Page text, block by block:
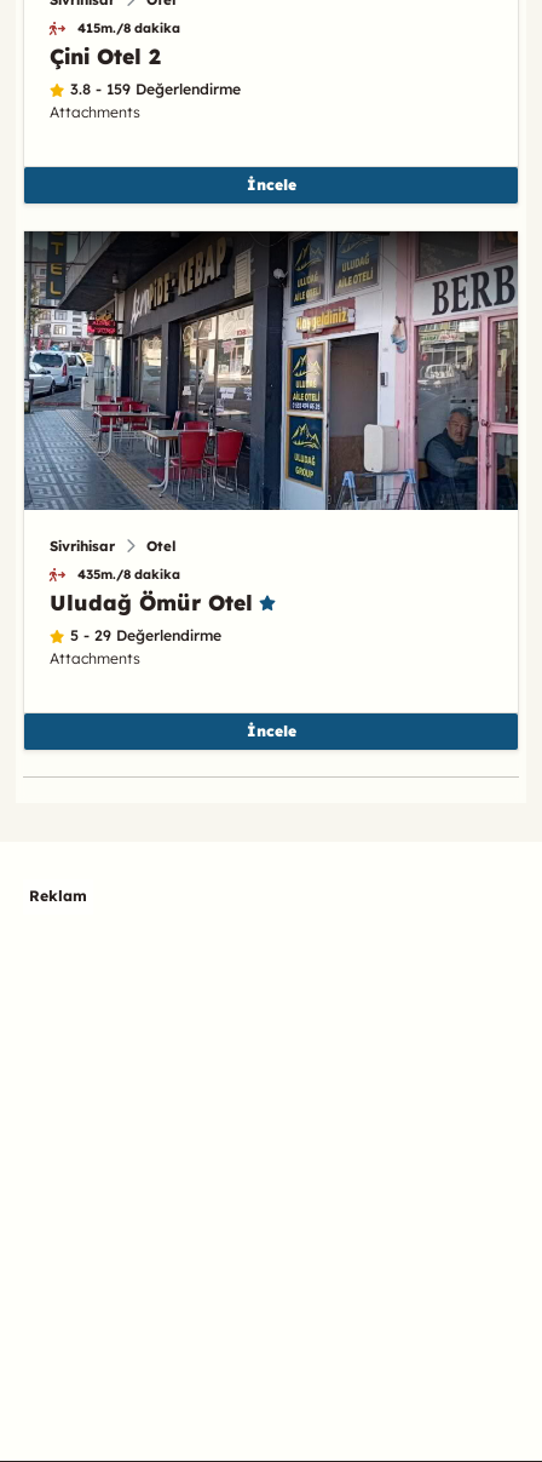
415m./8 dakika
Çini Otel 2
3.8 - 159 Değerlendirme
Attachments
İncele
Sivrihisar Otel
435m./8 dakika
Uludağ Ömür Otel
5 - 29 Değerlendirme
Attachments
İncele
Reklam